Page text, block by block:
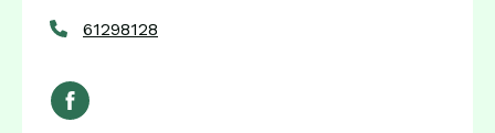
61298128